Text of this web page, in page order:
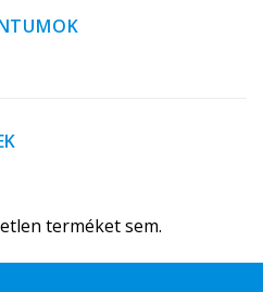
terméket sem.